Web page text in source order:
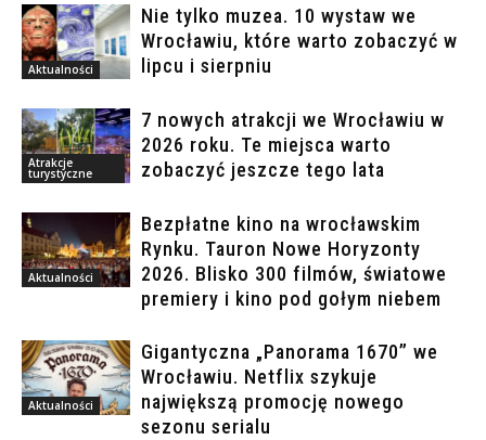
Aktualności
Nie tylko muzea. 10 wystaw we
Wrocławiu, które warto zobaczyć w
lipcu i sierpniu
Atrakcje
turystyczne
7 nowych atrakcji we Wrocławiu w
2026 roku. Te miejsca warto
zobaczyć jeszcze tego lata
Aktualności
Bezpłatne kino na wrocławskim
Rynku. Tauron Nowe Horyzonty
2026. Blisko 300 filmów, światowe
premiery i kino pod gołym niebem
Aktualności
Gigantyczna „Panorama 1670” we
Wrocławiu. Netflix szykuje
największą promocję nowego
sezonu serialu